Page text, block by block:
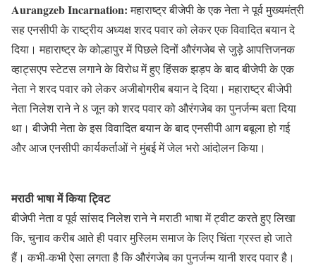
Aurangzeb Incarnation:महाराष्ट्र बीजेपी के एक नेता ने पूर्व मुख्यमंत्री
सह एनसीपी के राष्ट्रीय अध्यक्ष शरद पवार को लेकर एक विवादित बयान दे
दिया। महाराष्ट्र के कोल्हापुर में पिछले दिनों औरंगजेब से जुड़े आपत्तिजनक
व्हाट्सएप स्टेटस लगाने के विरोध में हुए हिंसक झड़प के बाद बीजेपी के एक
नेता ने शरद पवार को लेकर अजीबोगरीब बयान दे दिया। महाराष्ट्र बीजेपी
नेता निलेश राने ने 8 जून को शरद पवार को औरंगजेब का पुनर्जन्म बता दिया
था। बीजेपी नेता के इस विवादित बयान के बाद एनसीपी आग बबूला हो गई
और आज एनसीपी कार्यकर्ताओं ने मुंबई में जेल भरो आंदोलन किया।
मराठी भाषा में किया ट्विट
बीजेपी नेता व पूर्व सांसद निलेश राने ने मराठी भाषा में ट्वीट करते हुए लिखा
कि, चुनाव करीब आते ही पवार मुस्लिम समाज के लिए चिंता ग्रस्त हो जाते
हैं। कभी-कभी ऐसा लगता है कि औरंगजेब का पुनर्जन्म यानी शरद पवार है।